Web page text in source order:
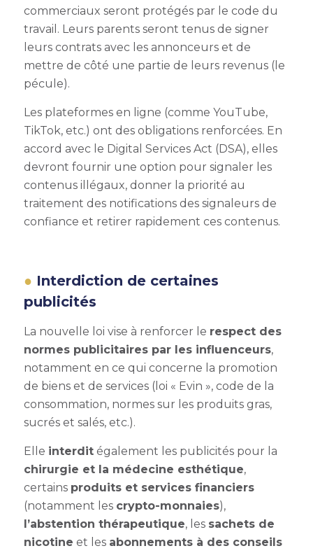
commerciaux seront protégés par le code du
travail. Leurs parents seront tenus de signer
leurs contrats avec les annonceurs et de
mettre de côté une partie de leurs revenus (le
pécule).
Les plateformes en ligne (comme YouTube,
TikTok, etc.) ont des obligations renforcées. En
accord avec le Digital Services Act (DSA), elles
devront fournir une option pour signaler les
contenus illégaux, donner la priorité au
traitement des notifications des signaleurs de
confiance et retirer rapidement ces contenus.
Interdiction de certaines
publicités
La nouvelle loi vise à renforcer le respect des
normes publicitaires par les influenceurs,
notamment en ce qui concerne la promotion
de biens et de services (loi « Evin », code de la
consommation, normes sur les produits gras,
sucrés et salés, etc.).
Elle interditégalement les publicités pour la
chirurgie et la médecine esthétique,
certains produits et services financiers
(notamment les crypto-monnaies),
l’abstention thérapeutique, les sachets de
nicotine et les abonnements à des conseils